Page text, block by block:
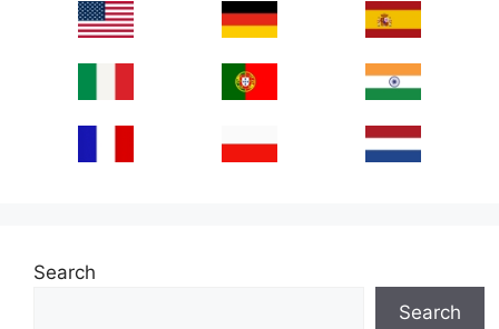
Search
Search